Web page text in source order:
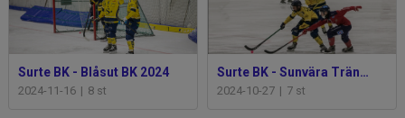
Surte BK - Blåsut BK 2024
2024-11-16 | 8 st
Surte BK - Sunvära Träningsmatch 27 okt-24
2024-10-27 | 7 st